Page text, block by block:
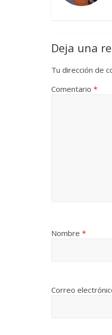
Deja una
Tu dirección de
Comentario *
Nombre *
Correo